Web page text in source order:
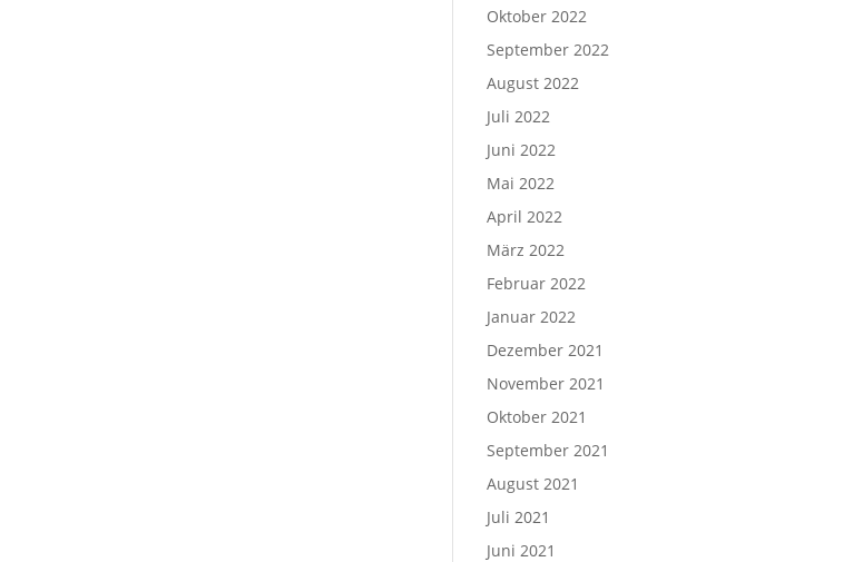
Oktober 2022
September 2022
August 2022
Juli 2022
Juni 2022
Mai 2022
April 2022
März 2022
Februar 2022
Januar 2022
Dezember 2021
November 2021
Oktober 2021
September 2021
August 2021
Juli 2021
Juni 2021